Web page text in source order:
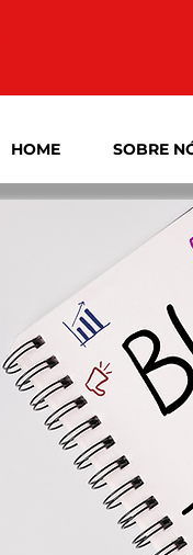
HOME SOBRE